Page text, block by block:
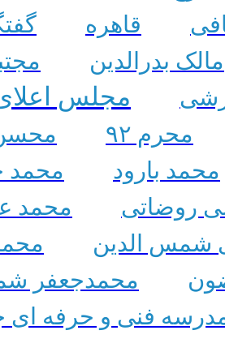
قاهره
مالک بدرالدین
مجلس
محرم ۹۲
محمد بارود
محمد
روضاتی
محمد
شمس الدین
محمدجعفر
فنی و حرفه ای